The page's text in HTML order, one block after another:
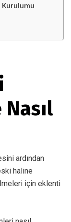
ardından
haline
için eklenti